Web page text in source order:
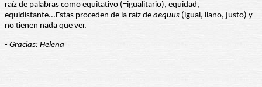
raíz de palabras como equitativo (=igualitario), equidad,
equidistante...Estas proceden de la raíz de aequus (igual, llano, justo) y
no tienen nada que ver.
- Gracias: Helena